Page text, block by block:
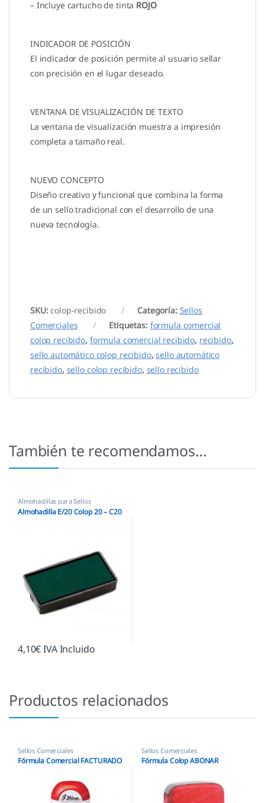
– Incluye cartucho de tinta ROJO
INDICADOR DE POSICIÓN
El indicador de posición permite al usuario sellar
con precisión en el lugar deseado.
VENTANA DE VISUALIZACIÓN DE TEXTO
La ventana de visualización muestra a impresión
completa a tamaño real.
NUEVO CONCEPTO
Diseño creativo y funcional que combina la forma
de un sello tradicional con el desarrollo de una
nueva tecnología.
SKU:colop-recibido Categoría: Sellos
Comerciales
Etiquetas: formula comercial
colop recibido, formula comercial recibido, recibido,
sello automático colop recibido,sello automático
recibido, sello colop recibido, sello recibido
También te recomendamos…
Almohadillas para Sellos
Automáticos ,Almohadillas Colop,
Almohadillas Ecológicas
Almohadilla E/20 Colop 20 – C20
4,10€IVA Incluido
Productos relacionados
Sellos Comerciales
Fórmula Comercial FACTURADO
Sellos Comerciales
Fórmula Colop ABONAR